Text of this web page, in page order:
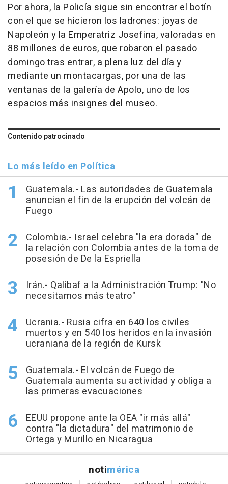
Por ahora, la Policía sigue sin encontrar el botín
con el que se hicieron los ladrones: joyas de
Napoleón y la Emperatriz Josefina, valoradas en
88 millones de euros, que robaron el pasado
domingo tras entrar, a plena luz del día y
mediante un montacargas, por una de las
ventanas de la galería de Apolo, uno de los
espacios más insignes del museo.
Contenido patrocinado
Lo más leído en Política
Guatemala.- Las autoridades de Guatemala
anuncian el fin de la erupción del volcán de
Fuego
Colombia.- Israel celebra "la era dorada" de
la relación con Colombia antes de la toma de
posesión de De la Espriella
Irán.- Qalibaf a la Administración Trump: "No
necesitamos más teatro"
Ucrania.- Rusia cifra en 640 los civiles
muertos y en 540 los heridos en la invasión
ucraniana de la región de Kursk
Guatemala.- El volcán de Fuego de
Guatemala aumenta su actividad y obliga a
las primeras evacuaciones
EEUU propone ante la OEA "ir más allá"
contra "la dictadura" del matrimonio de
Ortega y Murillo en Nicaragua
notimérica